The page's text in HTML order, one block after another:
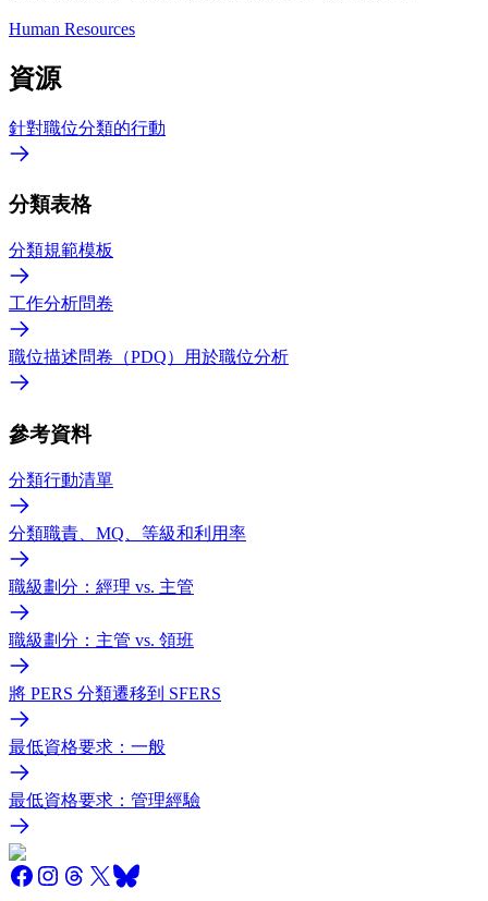
Human Resources
資源
針對職位分類的行動
分類表格
分類規範模板
工作分析問卷
職位描述問卷（PDQ）用於職位分析
參考資料
分類行動清單
分類職責、MQ、等級和利用率
職級劃分：經理 vs. 主管
職級劃分：主管 vs. 領班
將 PERS 分類遷移到 SFERS
最低資格要求：一般
最低資格要求：管理經驗